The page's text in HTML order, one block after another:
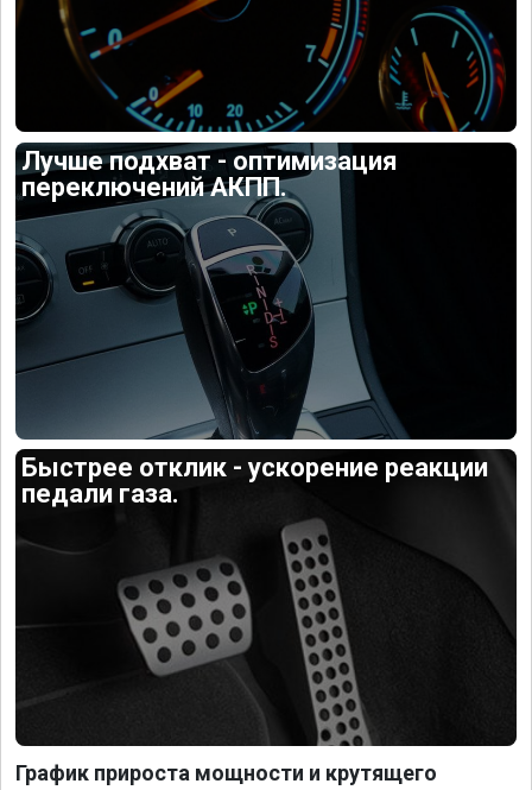
Лучше подхват - оптимизация
переключений АКПП.
Быстрее отклик - ускорение реакции
педали газа.
График прироста мощности и крутящего